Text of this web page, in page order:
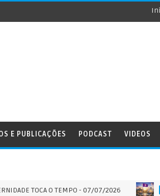
E PUBLICAÇÕES PODCAST VIDEOS
TOCA O TEMPO - 07/07/2026 BRASIL